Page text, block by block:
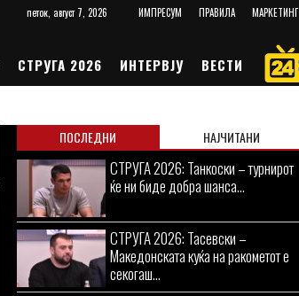
петок, август 7, 2026 ИМПРЕСУМ ПРАВИЛА МАРКЕТИНГ
СТРУГА 2026 ИНТЕРВЈУ ВЕСТИ
ПОСЛЕДНИ НАЈЧИТАНИ
СТРУГА 2026: Танкоски – турнирот
ќе ни биде добра шанса...
СТРУГА 2026: Тасевски –
Македонската куќа на ракометот е
секогаш...